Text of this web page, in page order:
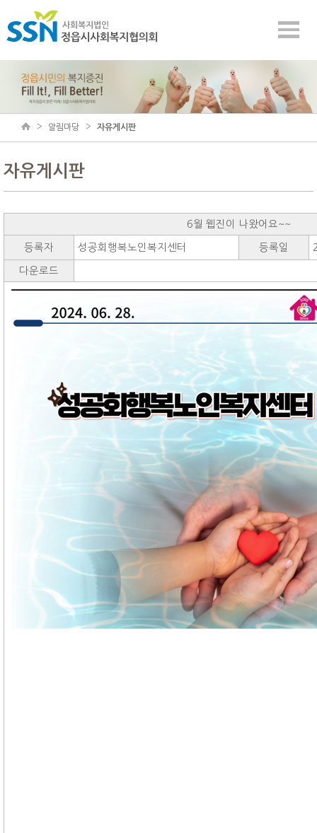
알림마당 자유게시판
자유게시판
6월 웹진이 나왔어요~~
등록자 성공회행복노인복지센터 등록일
다운로드